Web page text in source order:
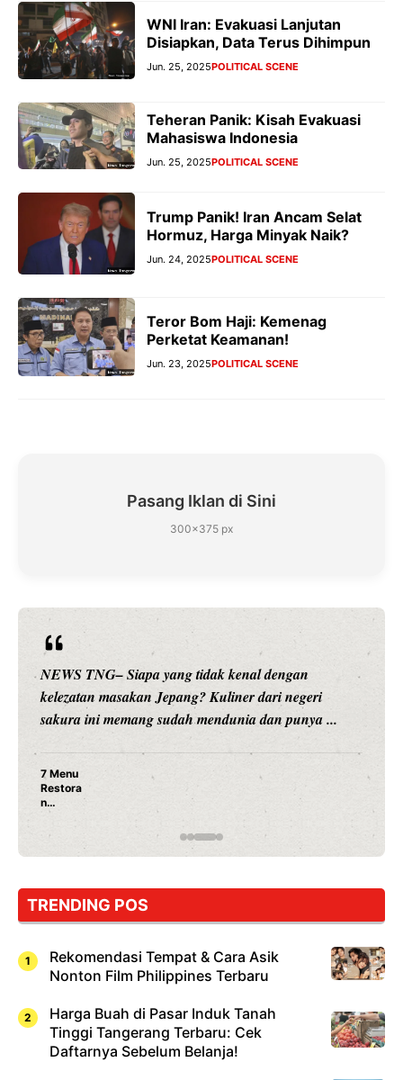
WNI Iran: Evakuasi Lanjutan
Disiapkan, Data Terus Dihimpun
Jun. 25, 2025POLITICAL SCENE
Teheran Panik: Kisah Evakuasi
Mahasiswa Indonesia
Jun. 25, 2025POLITICAL SCENE
Trump Panik! Iran Ancam Selat
Hormuz, Harga Minyak Naik?
Jun. 24, 2025POLITICAL SCENE
Teror Bom Haji: Kemenag
Perketat Keamanan!
Jun. 23, 2025POLITICAL SCENE
Pasang Iklan di Sini
300×375 px
NEWS TNG– Siapa sangka, dua nama besar di dunia
hiburan, Nunung Srimulat dan Vicky Prasetyo, kini
merambah dunia kuliner dengan ...
Nunung Srimulat & Vicky Prasetyo Buka Restoran
Rahasia Mami Bikin Nagih!
TRENDING POS
Rekomendasi Tempat & Cara Asik
Nonton Film Philippines Terbaru
Harga Buah di Pasar Induk Tanah
Tinggi Tangerang Terbaru: Cek
Daftarnya Sebelum Belanja!